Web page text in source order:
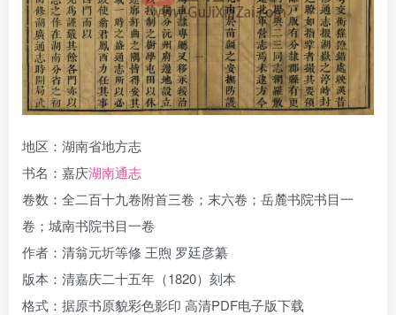
地区：湖南省地方志
书名：嘉庆湖南通志
卷数：全二百十九卷附首三卷；末六卷；岳麓书院书目一
卷；城南书院书目一卷
作者：清翁元圻等修 王煦 罗廷彦纂
版本：清嘉庆二十五年（1820）刻本
格式：据原书原貌彩色影印 高清PDF电子版下载